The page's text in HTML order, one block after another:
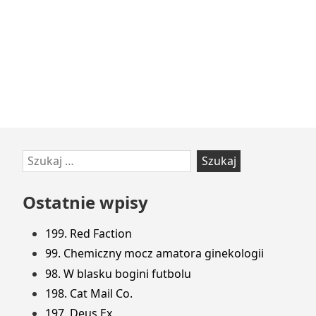
Przejdź
do
stopki
Szukaj:
Ostatnie wpisy
199. Red Faction
99. Chemiczny mocz amatora ginekologii
98. W blasku bogini futbolu
198. Cat Mail Co.